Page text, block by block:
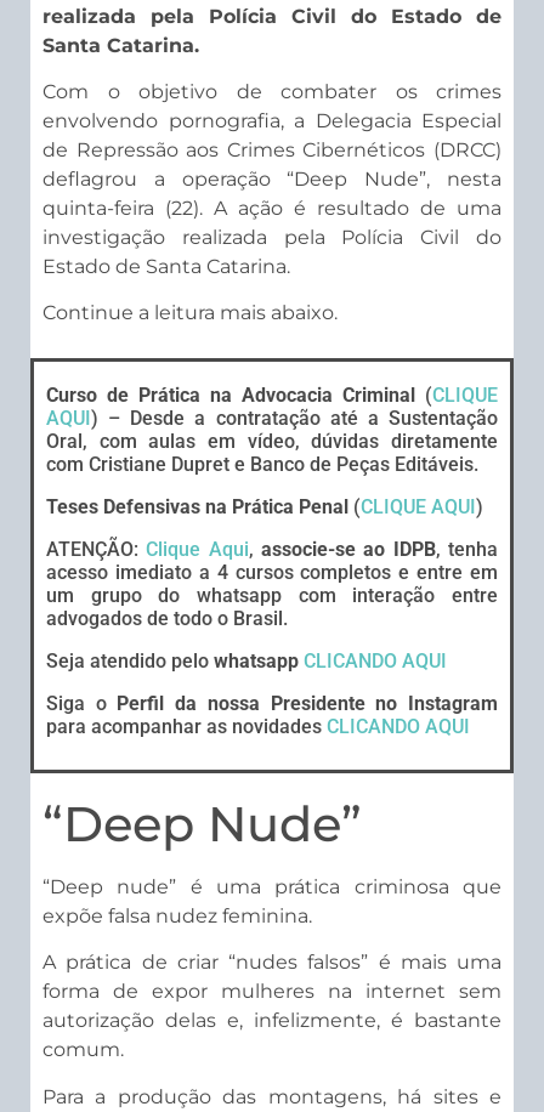
realizada pela Polícia Civil do Estado de
Santa Catarina.
Com o objetivo de combater os crimes
envolvendo pornografia, a Delegacia Especial
de Repressão aos Crimes Cibernéticos (DRCC)
deflagrou a operação “Deep Nude”, nesta
quinta-feira (22). A ação é resultado de uma
investigação realizada pela Polícia Civil do
Estado de Santa Catarina.
Continue a leitura mais abaixo.
Curso de Prática na Advocacia Criminal (CLIQUE
AQUI) – Desde a contratação até a Sustentação
Oral, com aulas em vídeo, dúvidas diretamente
com Cristiane Dupret e Banco de Peças Editáveis.
Teses Defensivas na Prática Penal (CLIQUE AQUI)
ATENÇÃO:Clique Aqui,associe-se ao IDPB, tenha
acesso imediato a 4 cursos completos e entre em
um grupo do whatsapp com interação entre
advogados de todo o Brasil.
Seja atendido pelo whatsapp CLICANDO AQUI
Siga o Perfil da nossa Presidente no Instagram
para acompanhar as novidades CLICANDO AQUI
“Deep Nude”
“Deep nude” é uma prática criminosa que
expõe falsa nudez feminina.
A prática de criar “nudes falsos” é mais uma
forma de expor mulheres na internet sem
autorização delas e, infelizmente, é bastante
comum.
Para a produção das montagens, há sites e